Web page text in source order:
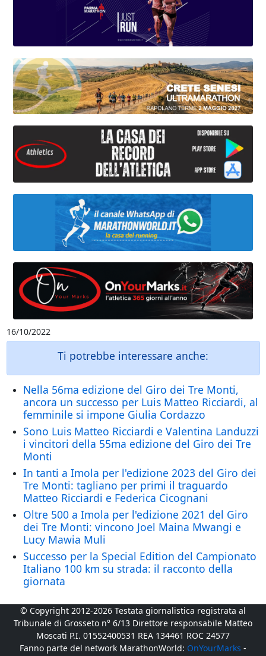
16/10/2022
Ti potrebbe interessare anche:
Nella 56ma edizione del Giro dei Tre Monti,
ancora un successo per Luis Matteo Ricciardi, al
femminile si impone Giulia Cordazzo
Sono Luis Matteo Ricciardi e Valentina Landuzzi
i vincitori della 55ma edizione del Giro dei Tre
Monti
In tanti a Imola per l'edizione 2023 del Giro dei
Tre Monti: tagliano per primi il traguardo
Matteo Ricciardi e Federica Cicognani
Oltre 500 a Imola per l'edizione 2021 del Giro
dei Tre Monti: vincono Joel Maina Mwangi e
Lucy Mawia Muli
Successo per la Special Edition del Campionato
Italiano 100 km su strada: il racconto della
giornata
© Copyright 2012-2026 Testata giornalistica registrata al
Tribunale di Grosseto n° 6/13 Direttore responsabile Matteo
Moscati P.I. 01552400531 REA 134461 ROC 24577
Fanno parte del network MarathonWorld: OnYourMarks -